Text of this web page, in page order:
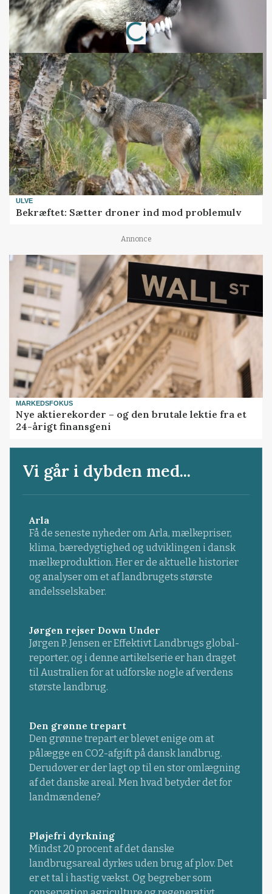
Annonce
Loading...
ULVE
Bekræftet: Sætter droner ind mod problemulv
Annonce
MARKEDSFOKUS
Nye aktierekorder – og den brutale lektie fra et
24-årigt finansgeni
Vi går i dybden med...
Arla
Få de seneste nyheder om Arla, mælkepriser,
klima, bæredygtighed og udviklingen i dansk
mælkeproduktion. Her er de aktuelle historier
og analyser om et af landbrugets største
andelsselskaber.
Jørgen rejser Down Under
Jørgen P. Jensen er Effektivt Landbrugs global-
reporter, og i denne artikelserie er han draget
til Australien for at udforske nogle af verdens
største landbrug.
Den grønne trepart
Den grønne trepart er blevet enige om at
pålægge en CO2-afgift på dansk landbrug.
Derudover er der lagt op til en stor omlægning
af det danske areal. Men hvad betyder det for
landmændene?
Pløjefri dyrkning
Mindst 20 procent af det danske
landbrugsareal dyrkes uden brug af plov. Det
er et tal i hastig vækst. Og begreber som